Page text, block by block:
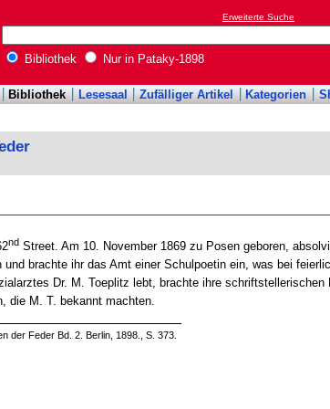
Erweiterte Suche
Bibliothek Nur in Pataky-1898
Bibliothek Lesesaal Zufälliger Artikel Kategorien
ndStreet. Am 10. November 1869 zu Posen geboren,
brachte ihr das Amt einer Schulpoetin ein, was bei
Dr. M. Toeplitz lebt, brachte ihre
die M. T. bekannt machten.
der Feder Bd. 2. Berlin, 1898., S. 373.